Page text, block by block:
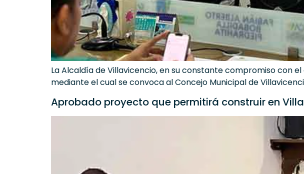
La Alcaldía de Villavicencio, en su constante compromiso con
mediante el cual se convoca al Concejo Municipal de
Aprobado proyecto que permitirá construir en